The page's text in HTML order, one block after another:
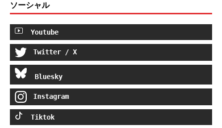
ソーシャル
Youtube
Twitter / X
Bluesky
Instagram
Tiktok